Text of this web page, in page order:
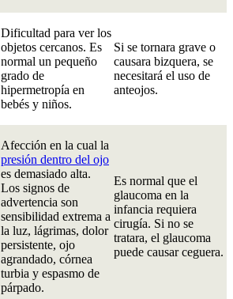
Dificultad para ver los
objetos cercanos. Es
normal un pequeño
grado de
hipermetropía en
bebés y niños.
Si se tornara grave o
causara bizquera, se
necesitará el uso de
anteojos.
Afección en la cual la
presión dentro del ojo
es demasiado alta.
Los signos de
advertencia son
sensibilidad extrema a
la luz, lágrimas, dolor
persistente, ojo
agrandado, córnea
turbia y espasmo de
párpado.
Es normal que el
glaucoma en la
infancia requiera
cirugía. Si no se
tratara, el glaucoma
puede causar ceguera.